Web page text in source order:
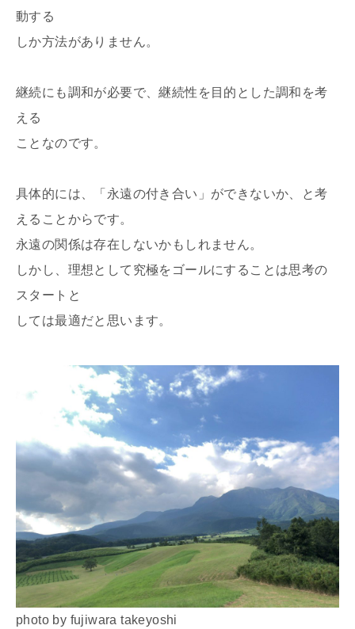
動する
しか方法がありません。
継続にも調和が必要で、継続性を目的とした調和を考
える
ことなのです。
具体的には、「永遠の付き合い」ができないか、と考
えることからです。
永遠の関係は存在しないかもしれません。
しかし、理想として究極をゴールにすることは思考の
スタートと
しては最適だと思います。
photo by fujiwara takeyoshi